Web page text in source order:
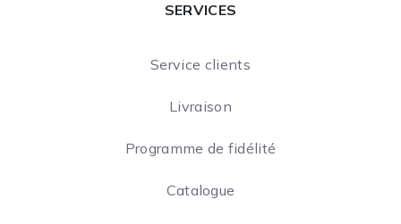
SERVICES
Service clients
Livraison
Programme de fidélité
Catalogue